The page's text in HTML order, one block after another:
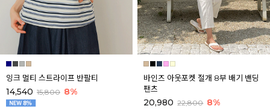
잉크 멀티 스트라이프 반팔티
14,540 15,800 8%
바인즈 아웃포켓 절개 8부 배기 밴딩
팬츠
20,980 22,800 8%